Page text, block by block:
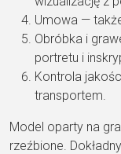
Umowa —
Obróbka i
portretu i
Kontrola
transportem.
Model oparty na
rzeźbione